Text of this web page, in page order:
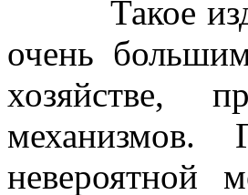
Такое
очень
хозяйстве,
механизмов.
невероятной